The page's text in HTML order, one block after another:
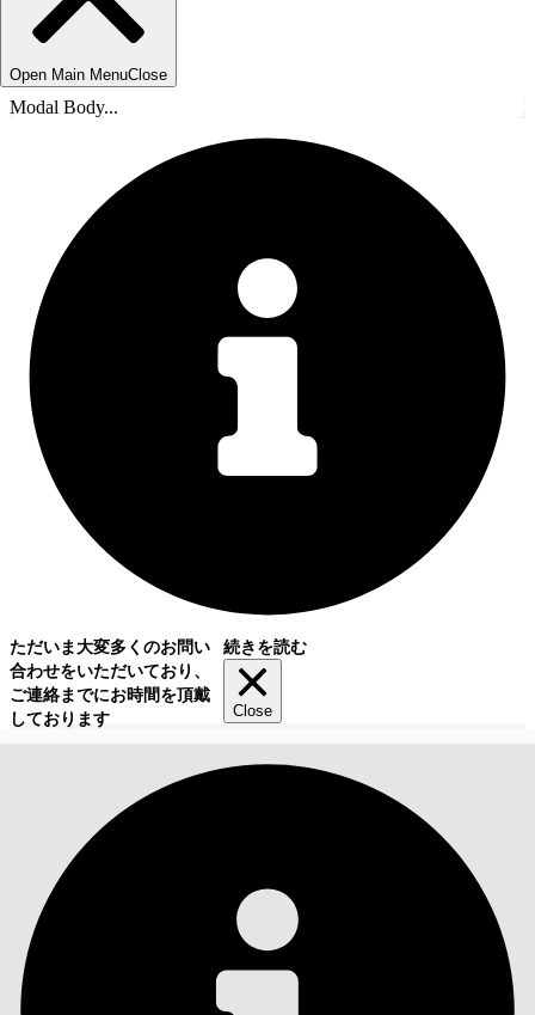
Open Main MenuClose
Modal Body...
ただいま大変多くのお問い
合わせをいただいており、
ご連絡までにお時間を頂戴
しております
続きを読む
Close
目次